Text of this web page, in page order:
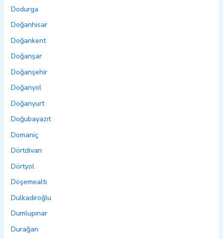
Dodurga
Doğanhisar
Doğankent
Doğanşar
Doğanşehir
Doğanyol
Doğanyurt
Doğubayazıt
Domaniç
Dörtdivan
Dörtyol
Döşemealtı
Dulkadiroğlu
Dumlupınar
Durağan